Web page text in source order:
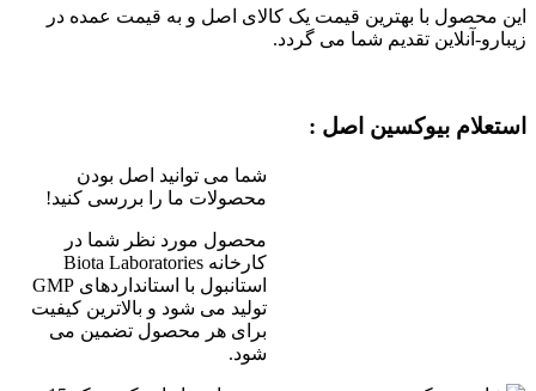
این محصول با بهترین قیمت یک کالای اصل و به قیمت عمده در
زیبارو-آنلاین تقدیم شما می گردد.
استعلام بیوکسین اصل :
شما می توانید اصل بودن
محصولات ما را بررسی کنید!
محصول مورد نظر شما در
کارخانه Biota Laboratories
استانبول با استانداردهای GMP
تولید می شود و بالاترین کیفیت
برای هر محصول تضمین می
شود.